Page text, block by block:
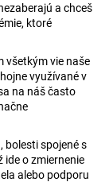
a chceš
ktoré
všetkým vie naše
využívané v
na náš často
bolesti spojené s
ide o zmiernenie
alebo podporu